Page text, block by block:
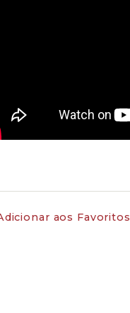
aos Favoritos